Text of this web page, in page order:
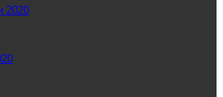
2020